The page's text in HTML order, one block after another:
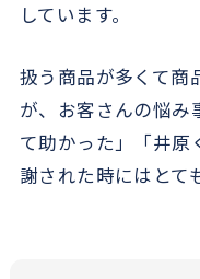
しています。
扱う商品が多くて商
が、お客さんの悩み
て助かった」「井原
謝された時にはとて